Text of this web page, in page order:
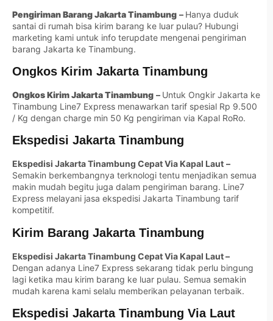
Pengiriman BarangJakarta Tinambung – Hanya duduk
santai di rumah bisa kirim barang ke luar pulau? Hubungi
marketing kami untuk info terupdate mengenai pengiriman
barang Jakarta ke Tinambung.
Ongkos Kirim Jakarta Tinambung
Ongkos KirimJakarta Tinambung – Untuk Ongkir Jakarta ke
Tinambung Line7 Express menawarkan tarif spesial Rp 9.500
/ Kg dengan charge min 50 Kg pengiriman via Kapal RoRo.
Ekspedisi Jakarta Tinambung
Ekspedisi Jakarta Tinambung Cepat Via Kapal Laut –
Semakin berkembangnya terknologi tentu menjadikan semua
makin mudah begitu juga dalam pengiriman barang. Line7
Express melayani jasa ekspedisi Jakarta Tinambung tarif
kompetitif.
Kirim Barang Jakarta Tinambung
Ekspedisi Jakarta Tinambung Cepat Via Kapal Laut –
Dengan adanya Line7 Express sekarang tidak perlu bingung
lagi ketika mau kirim barang ke luar pulau. Semua semakin
mudah karena kami selalu memberikan pelayanan terbaik.
Ekspedisi Jakarta Tinambung Via Laut